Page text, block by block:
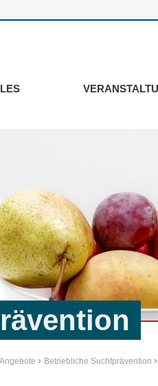
Angebote Betriebliche Suchtprävention